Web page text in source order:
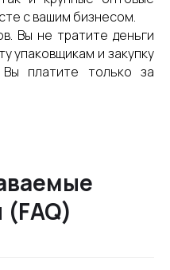
с вашим бизнесом.
Вы не тратите деньги
упаковщикам и закупку
Вы платите только за